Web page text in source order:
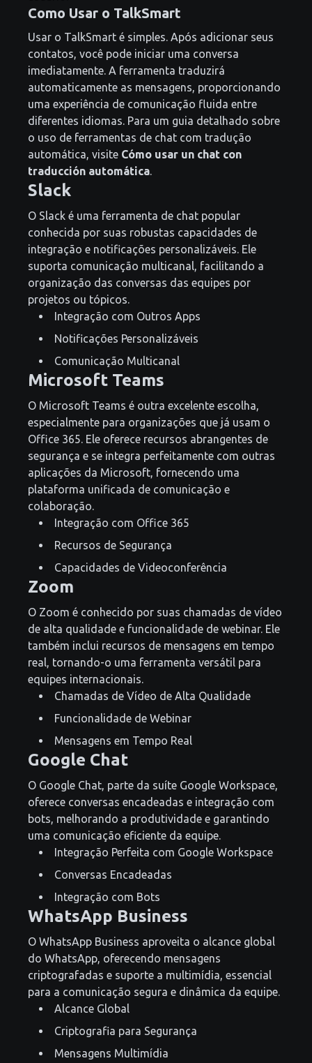
Como Usar o TalkSmart
Usar o TalkSmart é simples. Após adicionar seus
contatos, você pode iniciar uma conversa
imediatamente. A ferramenta traduzirá
automaticamente as mensagens, proporcionando
uma experiência de comunicação fluida entre
diferentes idiomas. Para um guia detalhado sobre
o uso de ferramentas de chat com tradução
automática, visite Cómo usar un chat con
traducción automática
Slack
O Slack é uma ferramenta de chat popular
conhecida por suas robustas capacidades de
integração e notificações personalizáveis. Ele
suporta comunicação multicanal, facilitando a
organização das conversas das equipes por
projetos ou tópicos.
Integração com Outros Apps
Notificações Personalizáveis
Comunicação Multicanal
Microsoft Teams
O Microsoft Teams é outra excelente escolha,
especialmente para organizações que já usam o
Office 365. Ele oferece recursos abrangentes de
segurança e se integra perfeitamente com outras
aplicações da Microsoft, fornecendo uma
plataforma unificada de comunicação e
colaboração.
Integração com Office 365
Recursos de Segurança
Capacidades de Videoconferência
Zoom
O Zoom é conhecido por suas chamadas de vídeo
de alta qualidade e funcionalidade de webinar. Ele
também inclui recursos de mensagens em tempo
real, tornando-o uma ferramenta versátil para
equipes internacionais.
Chamadas de Vídeo de Alta Qualidade
Funcionalidade de Webinar
Mensagens em Tempo Real
Google Chat
O Google Chat, parte da suíte Google Workspace,
oferece conversas encadeadas e integração com
bots, melhorando a produtividade e garantindo
uma comunicação eficiente da equipe.
Integração Perfeita com Google Workspace
Conversas Encadeadas
Integração com Bots
WhatsApp Business
O WhatsApp Business aproveita o alcance global
do WhatsApp, oferecendo mensagens
criptografadas e suporte a multimídia, essencial
para a comunicação segura e dinâmica da equipe.
Alcance Global
Criptografia para Segurança
Mensagens Multimídia